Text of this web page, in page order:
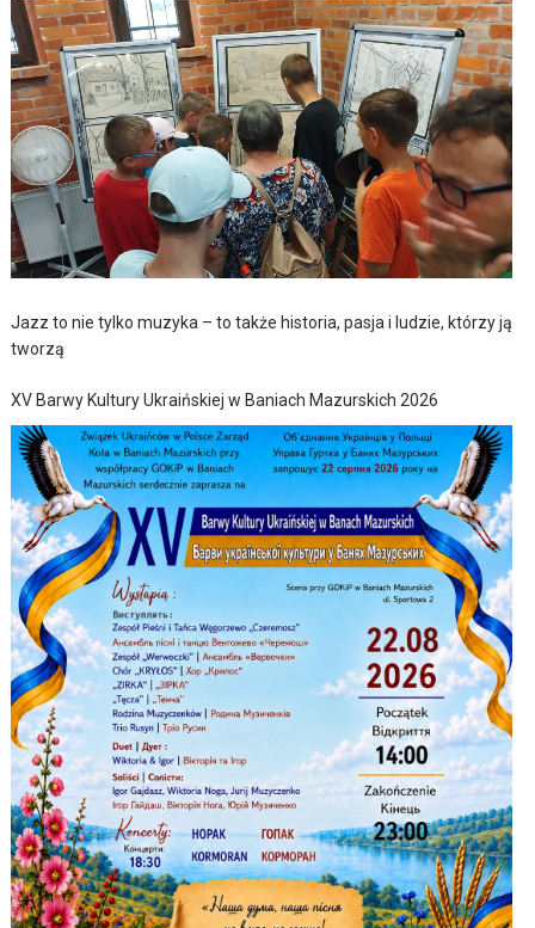
Jazz to nie tylko muzyka – to także historia, pasja i ludzie, którzy ją
tworzą
XV Barwy Kultury Ukraińskiej w Baniach Mazurskich 2026